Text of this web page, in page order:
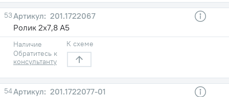
53
201.1722067
Ролик 2х7,8 А5
Наличие
Обратитесь к
консультанту
К схеме
54
201.1722077-01